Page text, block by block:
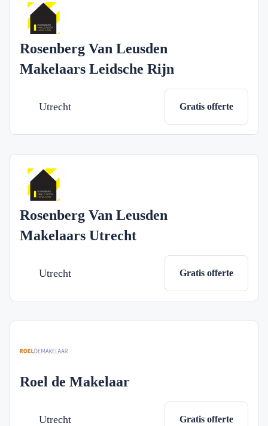
Rosenberg Van Leusden
Makelaars Leidsche Rijn
Utrecht Gratis offerte
Rosenberg Van Leusden
Makelaars Utrecht
Utrecht Gratis offerte
Roel de Makelaar
Utrecht Gratis offerte